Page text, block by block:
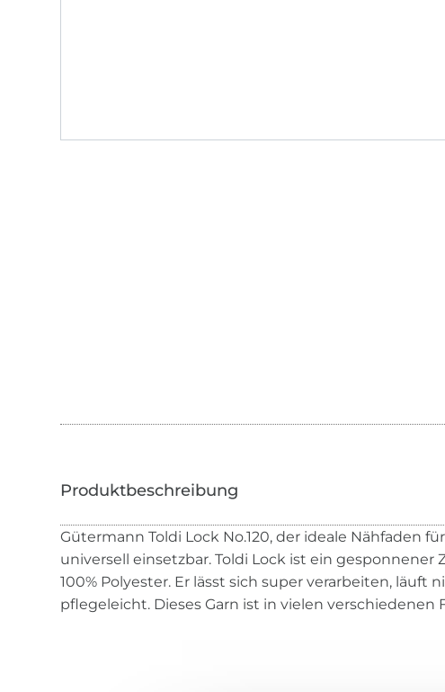
Gütermann Toldi Lock No.120, der ideale Nähfaden
universell einsetzbar. Toldi Lock ist ein gesponnener
100% Polyester. Er lässt sich super verarbeiten, läuft
pflegeleicht. Dieses Garn ist in vielen verschiedenen